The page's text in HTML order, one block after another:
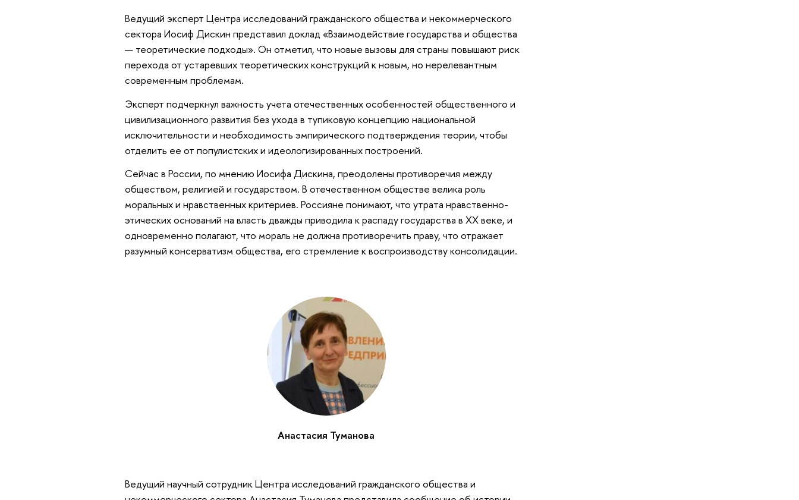
Ведущий эксперт Центра исследований гражданского общества и некоммерческого
сектора Иосиф Дискин представил доклад «Взаимодействие государства и общества
— теоретические подходы». Он отметил, что новые вызовы для страны повышают риск
перехода от устаревших теоретических конструкций к новым, но нерелевантным
современным проблемам.
Эксперт подчеркнул важность учета отечественных особенностей общественного и
цивилизационного развития без ухода в тупиковую концепцию национальной
исключительности и необходимость эмпирического подтверждения теории, чтобы
отделить ее от популистских и идеологизированных построений.
Сейчас в России, по мнению Иосифа Дискина, преодолены противоречия между
обществом, религией и государством. В отечественном обществе велика роль
моральных и нравственных критериев. Россияне понимают, что утрата нравственно-
этических оснований на власть дважды приводила к распаду государства в XX веке, и
одновременно полагают, что мораль не должна противоречить праву, что отражает
разумный консерватизм общества, его стремление к воспроизводству консолидации.
Анастасия Туманова
Ведущий научный сотрудник Центра исследований гражданского общества и